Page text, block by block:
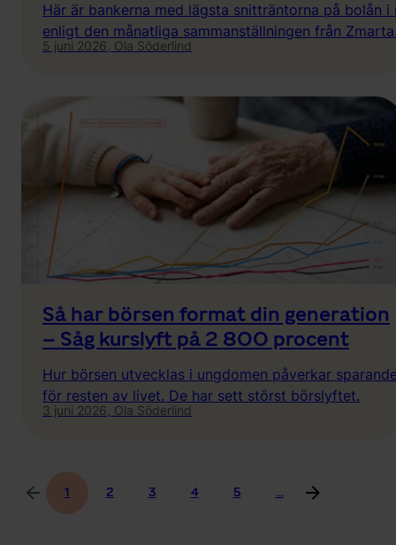
Här är bankerna med lägsta snitträntorna på bolån i
enligt den månatliga sammanställningen från
5 juni 2026, Ola Söderlind
Så har börsen format din generation
– Såg kurslyft på 2 800 procent
Hur börsen utvecklas i ungdomen påverkar
för resten av livet. De har sett störst börslyftet.
3 juni 2026, Ola Söderlind
1 2 3 4 5 ...